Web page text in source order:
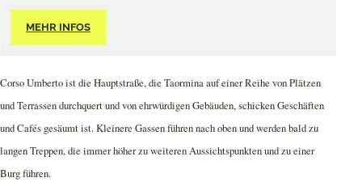
MEHR INFOS
Corso Umberto ist die Hauptstraße, die Taormina auf einer Reihe von Plätzen
und Terrassen durchquert und von ehrwürdigen Gebäuden, schicken Geschäften
und Cafés gesäumt ist. Kleinere Gassen führen nach oben und werden bald zu
langen Treppen, die immer höher zu weiteren Aussichtspunkten und zu einer
Burg führen.